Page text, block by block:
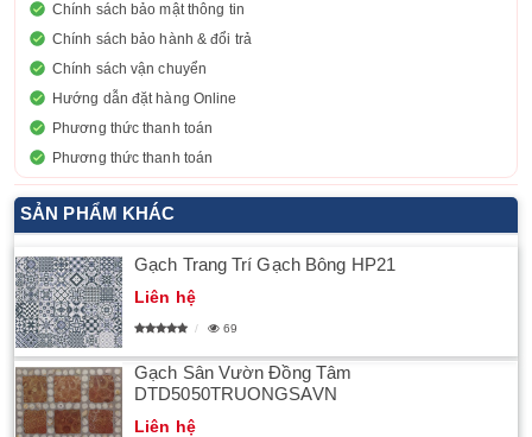
Chính sách bảo mật thông tin
Chính sách bảo hành & đổi trả
Chính sách vận chuyển
Hướng dẫn đặt hàng Online
Phương thức thanh toán
Phương thức thanh toán
SẢN PHẨM KHÁC
Gạch Trang Trí Gạch Bông HP21
Liên hệ
69
Gạch Sân Vườn Đồng Tâm
DTD5050TRUONGSAVN
Liên hệ